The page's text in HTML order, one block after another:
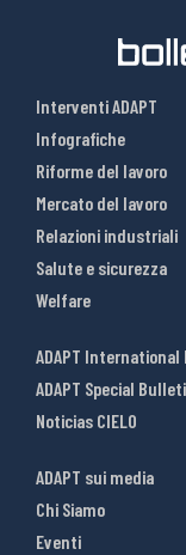
Interventi ADAPT
Infografiche
Riforme del lavoro
Mercato del lavoro
Relazioni industriali
Salute e sicurezza
Welfare
ADAPT
ADAPT Special
Noticias CIELO
ADAPT sui media
Chi Siamo
Eventi